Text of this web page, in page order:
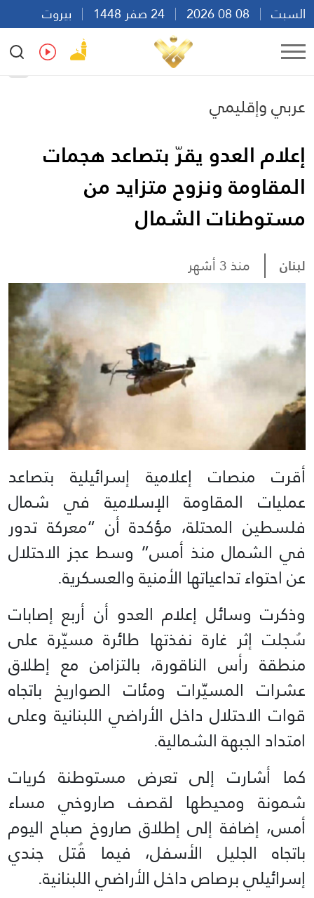
السبت
بيروت
15:58
Ar
عربي وإقليمي
إعلام العدو يقرّ بتصاعد هجمات
المقاومة ونزوح متزايد من
مستوطنات الشمال
لبنان منذ 3 أشهر
أقرت منصات إعلامية إسرائيلية بتصاعد
عمليات المقاومة الإسلامية في شمال
فلسطين المحتلة، مؤكدة أن “معركة تدور
في الشمال منذ أمس” وسط عجز الاحتلال
عن احتواء تداعياتها الأمنية والعسكرية.
وذكرت وسائل إعلام العدو أن أربع إصابات
سُجلت إثر غارة نفذتها طائرة مسيّرة على
منطقة رأس الناقورة، بالتزامن مع إطلاق
عشرات المسيّرات ومئات الصواريخ باتجاه
قوات الاحتلال داخل الأراضي اللبنانية وعلى
امتداد الجبهة الشمالية.
كما أشارت إلى تعرض مستوطنة كريات
شمونة ومحيطها لقصف صاروخي مساء
أمس، إضافة إلى إطلاق صاروخ صباح اليوم
باتجاه الجليل الأسفل، فيما قُتل جندي
إسرائيلي برصاص داخل الأراضي اللبنانية.